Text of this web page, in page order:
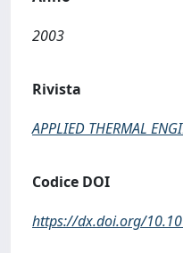
2003
Rivista
APPLIED THERMAL
Codice DOI
https://dx.doi.org/